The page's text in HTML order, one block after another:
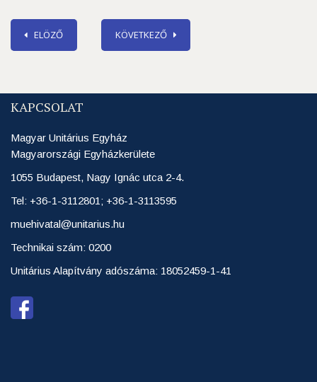
ELÖZŐ KÖVETKEZŐ
KAPCSOLAT
Magyar Unitárius Egyház
Magyarországi Egyházkerülete
1055 Budapest, Nagy Ignác utca 2-4.
Tel: +36-1-3112801; +36-1-3113595
muehivatal@unitarius.hu
Technikai szám: 0200
Unitárius Alapítvány adószáma: 18052459-1-41